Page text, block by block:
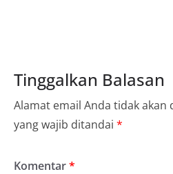
Tinggalkan Balasan
Alamat email Anda tidak akan
yang wajib ditandai *
Komentar*